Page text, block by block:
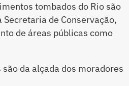
tombados do Rio são
de Conservação,
de áreas públicas como
da alçada dos moradores